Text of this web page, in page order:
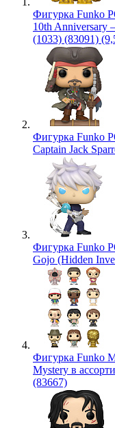
Фигурка Funko
10th Anniversary
(1033) (83091)
Фигурка Funko
Captain Jack
Фигурка Funko
Gojo (Hidden
Фигурка Funko
Mystery в
(83667)